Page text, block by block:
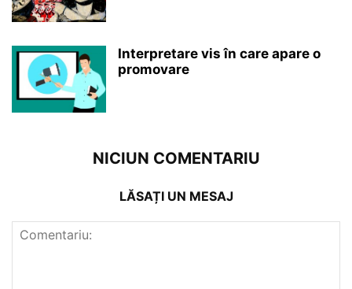
Interpretare vis în care apare o
promovare
NICIUN COMENTARIU
LĂSAȚI UN MESAJ